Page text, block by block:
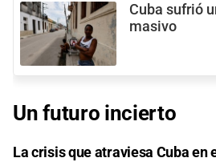
Cuba sufrió
masivo
Un futuro incierto
La crisis que atraviesa Cuba en